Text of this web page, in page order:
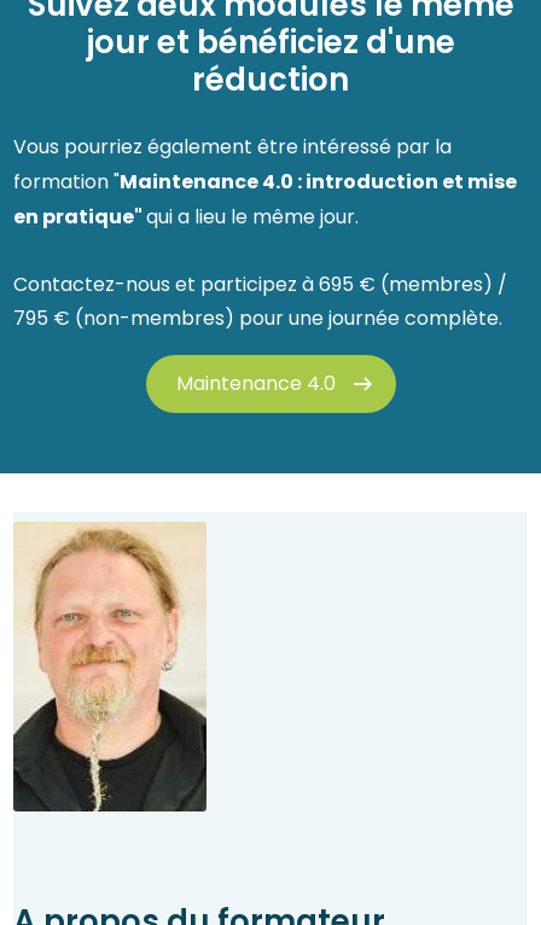
jour et bénéficiez d'une
réduction
Vous pourriez également être intéressé par la
formation "Maintenance 4.0 : introduction et mise
en pratique"qui a lieu le même jour.
Contactez-nous et participez à 695 € (membres) /
795 € (non-membres) pour une journée complète.
Maintenance 4.0